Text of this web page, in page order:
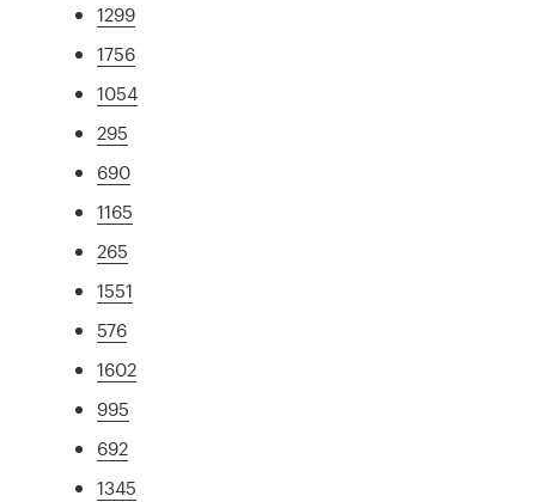
1299
1756
1054
295
690
1165
265
1551
576
1602
995
692
1345